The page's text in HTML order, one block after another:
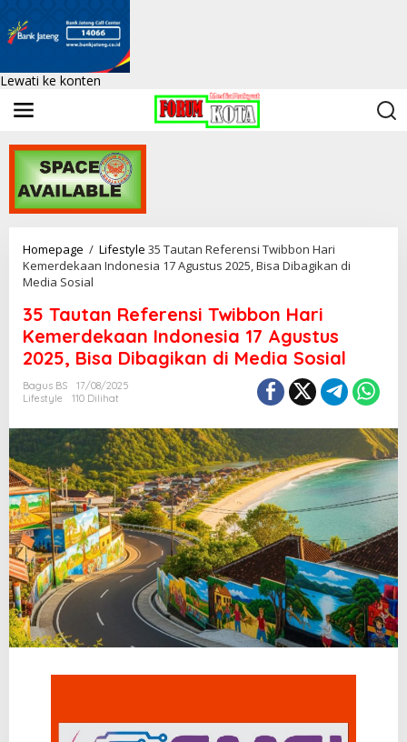
Lewati ke konten
Homepage / Lifestyle 35 Tautan Referensi Twibbon Hari
Kemerdekaan Indonesia 17 Agustus 2025, Bisa Dibagikan di
Media Sosial
35 Tautan Referensi Twibbon Hari
Kemerdekaan Indonesia 17 Agustus
2025, Bisa Dibagikan di Media Sosial
Bagus BS
17/08/2025
Lifestyle
110 Dilihat